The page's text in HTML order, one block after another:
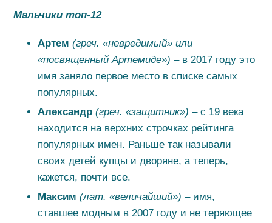
Мальчики топ-12
Артем (греч. «невредимый» или
«посвященный Артемиде»)– в 2017 году это
имя заняло первое место в списке самых
популярных.
Александр (греч. «защитник») – с 19 века
находится на верхних строчках рейтинга
популярных имен. Раньше так называли
своих детей купцы и дворяне, а теперь,
кажется, почти все.
Максим(лат. «величайший») – имя,
ставшее модным в 2007 году и не теряющее